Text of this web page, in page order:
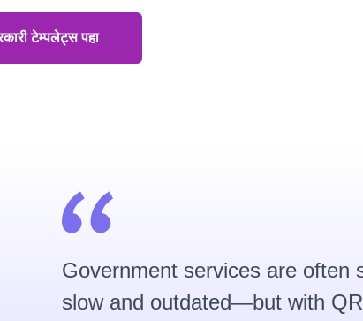
टेम्पलेट्स पहा
Government services are often
slow and outdated—but with